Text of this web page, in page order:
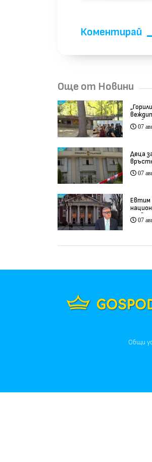
Коментирай
Още от Новини
07
Деца
07
Евтим
07
Общи